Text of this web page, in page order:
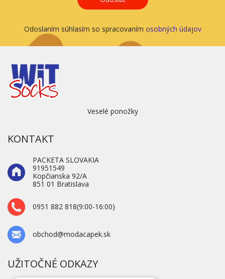
Odoslaním súhlasím so spracovaním osobných údajov
Veselé ponožky
KONTAKT
PACKETA SLOVAKIA
91951549
Kopčianska 92/A
851 01 Bratislava
0951 882 818(9:00-16:00)
obchod@modacapek.sk
UŽITOČNÉ ODKAZY